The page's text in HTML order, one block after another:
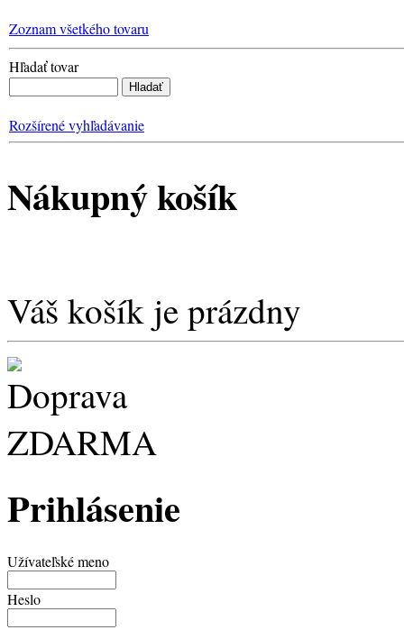
Zoznam všetkého tovaru
Hľadať tovar
Rozšírené vyhľadávanie
Nákupný košík
Váš košík je prázdny
Prihlásenie
Užívateľské meno
Heslo